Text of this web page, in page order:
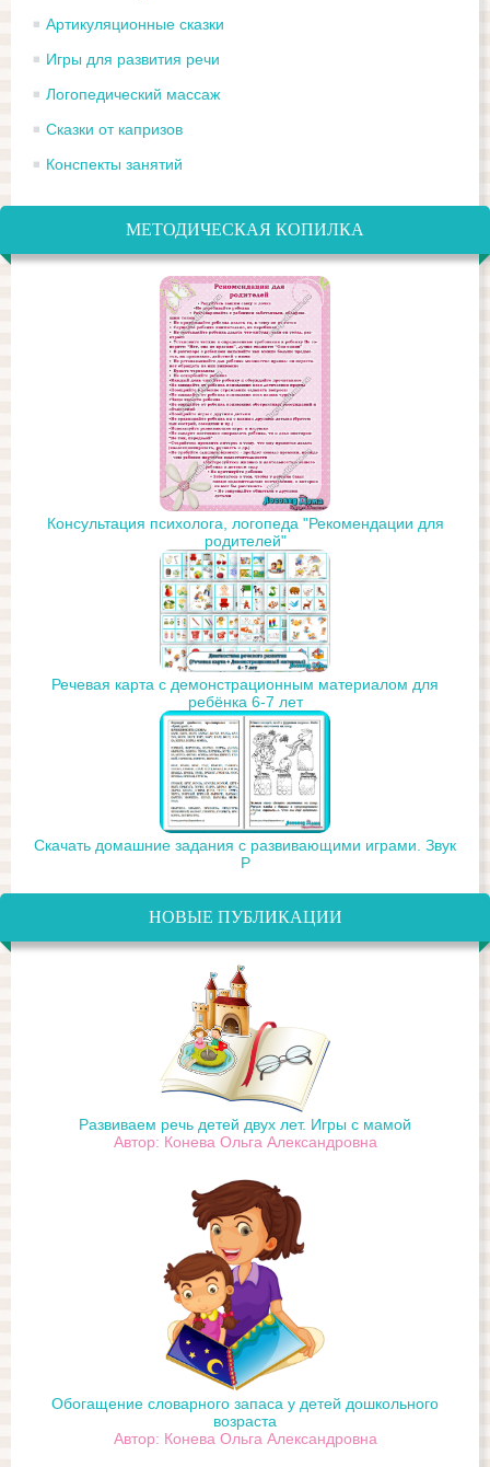
Артикуляционные сказки
Игры для развития речи
Логопедический массаж
Сказки от капризов
Конспекты занятий
МЕТОДИЧЕСКАЯ КОПИЛКА
Консультация психолога, логопеда "Рекомендации для
родителей"
Речевая карта с демонстрационным материалом для
ребёнка 6-7 лет
Скачать домашние задания с развивающими играми. Звук
Р
НОВЫЕ ПУБЛИКАЦИИ
Развиваем речь детей двух лет. Игры с мамой
Автор: Конева Ольга Александровна
Обогащение словарного запаса у детей дошкольного
возраста
Автор: Конева Ольга Александровна